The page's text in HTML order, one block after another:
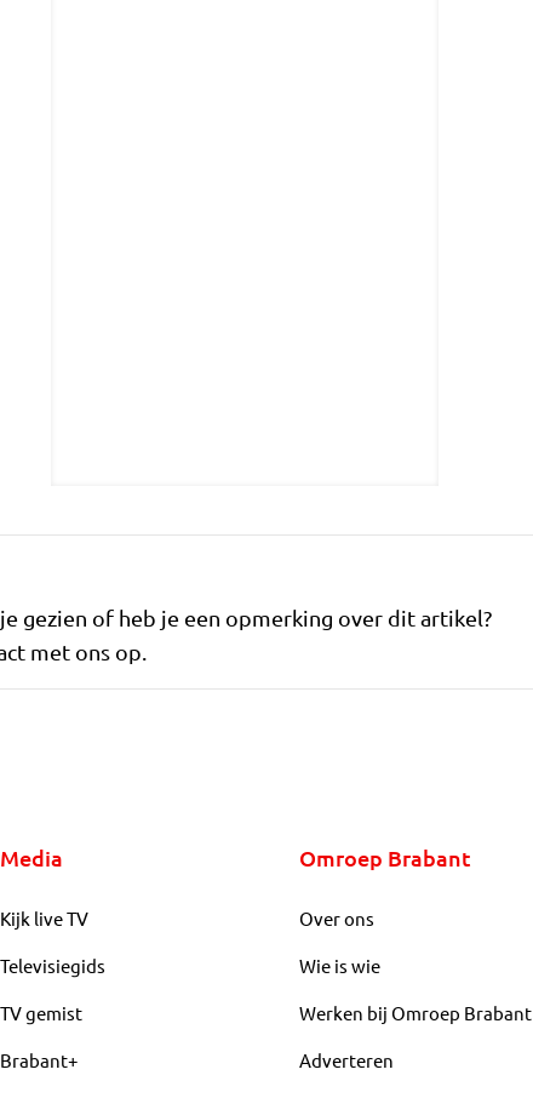
gezien of heb je een opmerking over dit artikel?
met ons op.
Media
Kijk live TV
Televisiegids
TV gemist
Brabant+
Omroep Brabant
Over ons
Wie is wie
Werken bij Omroep Brabant
Adverteren